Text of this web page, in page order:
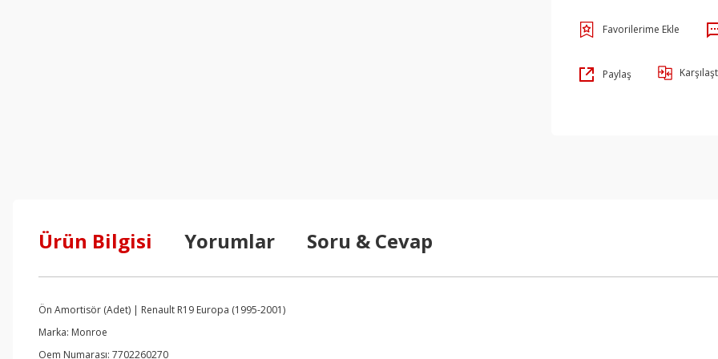
Paylaş
Ürün Bilgisi Yorumlar Soru & Cevap
Ön Amortisör (Adet) | Renault R19 Europa (1995-2001)
Marka: Monroe
Oem Numarası: 7702260270